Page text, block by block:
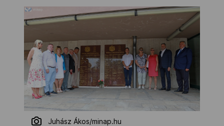
Juhász Ákos/minap.hu